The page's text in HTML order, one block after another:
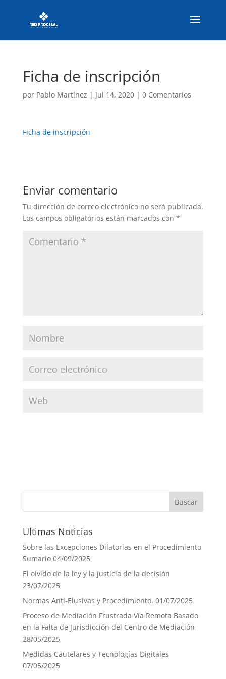
Ficha de inscripción
por Pablo Martínez | Jul 14, 2020| 0 Comentarios
Ficha de inscripción
Enviar comentario
Tu dirección de correo electrónico no será publicada.
Los campos obligatorios están marcados con *
Ultimas Noticias
Sobre las Excepciones Dilatorias en el Procedimiento
Sumario 04/09/2025
El olvido de la ley y la justicia de la decisión
23/07/2025
Normas Anti-Elusivas y Procedimiento. 01/07/2025
Proceso de Mediación Frustrada Vía Remota Basado
en la Falta de Jurisdicción del Centro de Mediación
28/05/2025
Medidas Cautelares y Tecnologías Digitales
07/05/2025